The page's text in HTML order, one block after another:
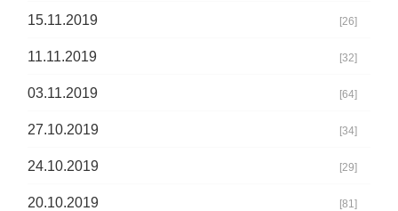
15.11.2019 [26]
11.11.2019 [32]
03.11.2019 [64]
27.10.2019 [34]
24.10.2019 [29]
20.10.2019 [81]